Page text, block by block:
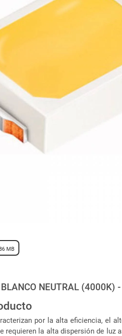
MB
NEUTRAL (4000K)
por la alta eficiencia, el
requieren la alta dispersión de